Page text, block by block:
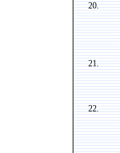
20.
21.
22.